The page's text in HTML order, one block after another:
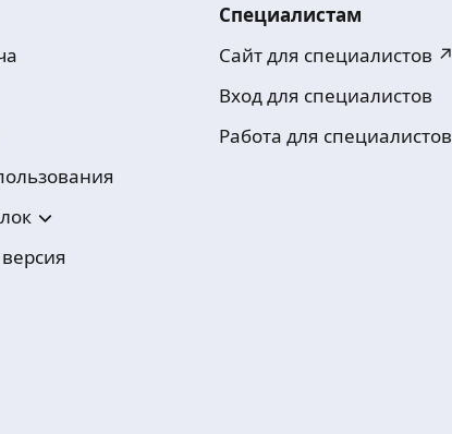
Специалистам
Сайт для специалистов ↗
Вход для специалистов
Работа для специалистов